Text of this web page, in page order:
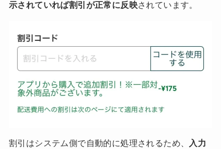
示されていれば割引が正常に反映されています。
割引はシステム側で自動的に処理されるため、 入力